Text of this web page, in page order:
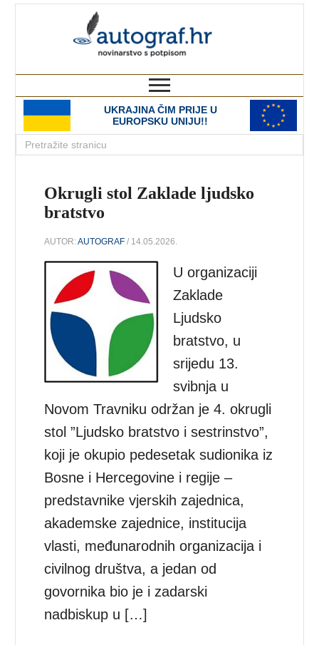
UKRAJINA ČIM PRIJE U
EUROPSKU UNIJU!!
Okrugli stol Zaklade ljudsko
bratstvo
AUTOR:AUTOGRAF / 14.05.2026.
U organizaciji
Zaklade
Ljudsko
bratstvo, u
srijedu 13.
svibnja u
Novom Travniku održan je 4. okrugli
stol ”Ljudsko bratstvo i sestrinstvo”,
koji je okupio pedesetak sudionika iz
Bosne i Hercegovine i regije –
predstavnike vjerskih zajednica,
akademske zajednice, institucija
vlasti, međunarodnih organizacija i
civilnog društva, a jedan od
govornika bio je i zadarski
nadbiskup u […]